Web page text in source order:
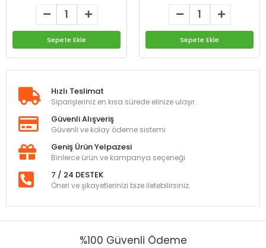
Sepete Ekle Sepete Ekle
Hızlı Teslimat
Siparişleriniz en kısa sürede elinize ulaşır.
Güvenli Alışveriş
Güvenli ve kolay ödeme sistemi
Geniş Ürün Yelpazesi
Binlerce ürün ve kampanya seçeneği
7 / 24 DESTEK
Öneri ve şikayetlerinizi bize iletebilirsiniz.
%100 Güvenli Ödeme